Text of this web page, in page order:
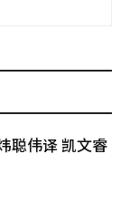
聪伟译 凯文睿